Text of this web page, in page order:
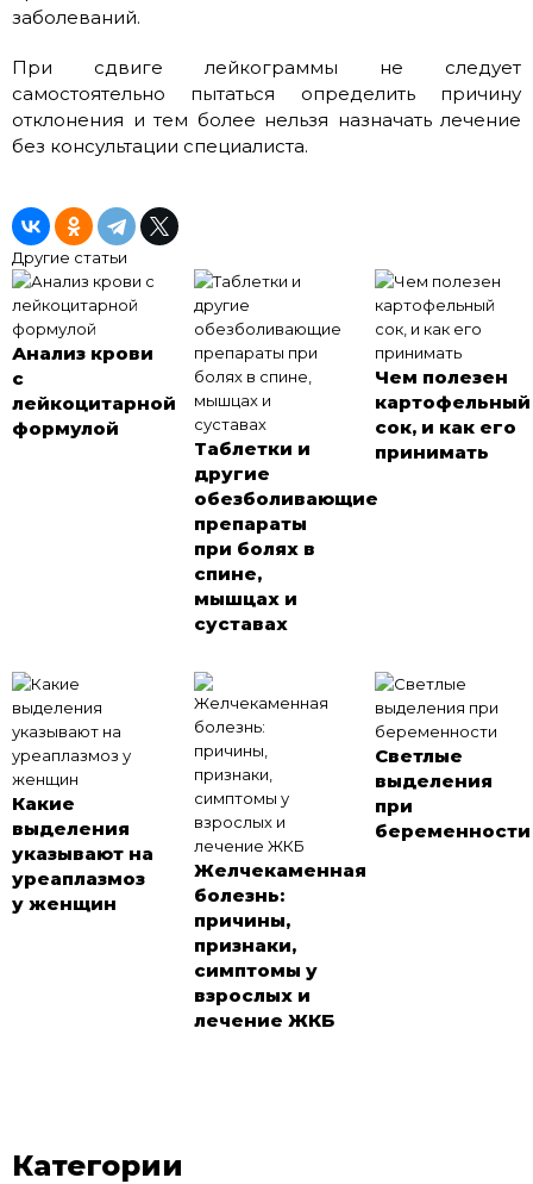
заболеваний.
При сдвиге лейкограммы не следует
самостоятельно пытаться определить причину
отклонения и тем более нельзя назначать лечение
без консультации специалиста.
Другие статьи
Анализ крови
с
лейкоцитарной
формулой
Таблетки и
другие
обезболивающие
препараты
при болях в
спине,
мышцах и
суставах
Чем полезен
картофельный
сок, и как его
принимать
Какие
выделения
указывают на
уреаплазмоз
у женщин
Желчекаменная
болезнь:
причины,
признаки,
симптомы у
взрослых и
лечение ЖКБ
Светлые
выделения
при
беременности
Категории